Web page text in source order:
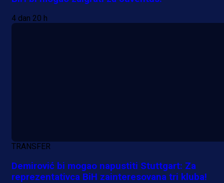
4 dan 20 h
TRANSFER
Demirović bi mogao napustiti Stuttgart: Za
reprezentativca BiH zainteresovana tri kluba!